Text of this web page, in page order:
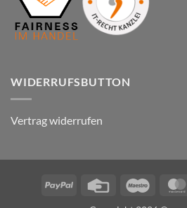
WIDERRUFSBUTTON
Vertrag widerrufen
PayPal
Credit
Maestro